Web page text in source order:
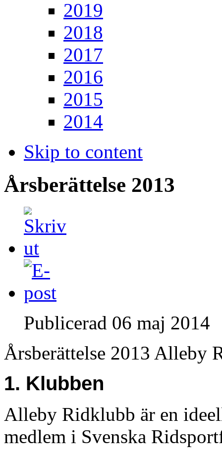
2019
2018
2017
2016
2015
2014
Skip to content
Årsberättelse 2013
Publicerad 06 maj 2014
Årsberättelse 2013 Alleby
1. Klubben
Alleby Ridklubb är en
medlem i Svenska